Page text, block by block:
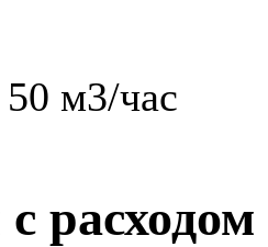
м3/час